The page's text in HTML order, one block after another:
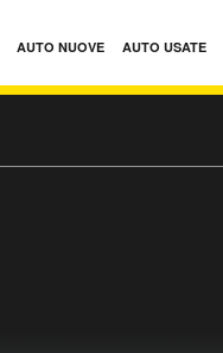
AUTO NUOVE AUTO USATE